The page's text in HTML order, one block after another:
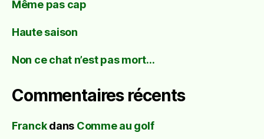
Même pas cap
Haute saison
Non ce chat n’est pas mort…
Commentaires récents
Franckdans Comme au golf